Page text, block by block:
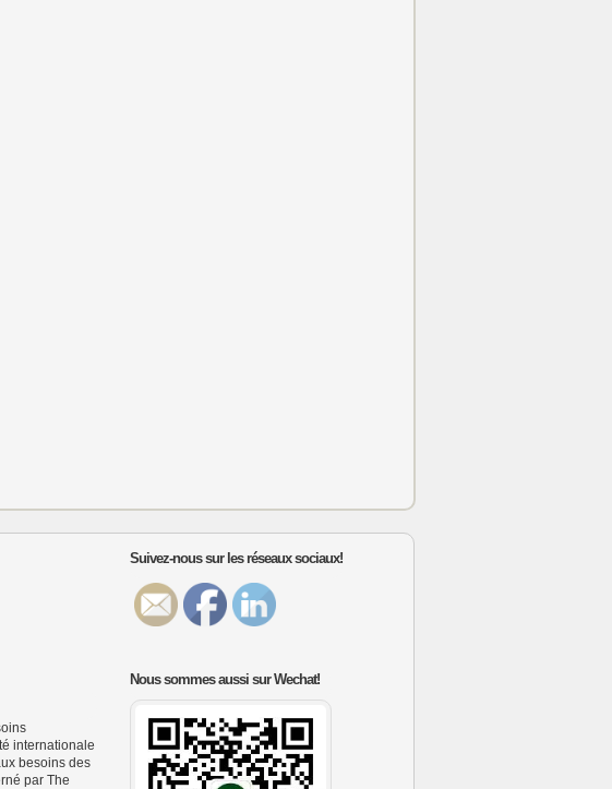
internationale
besoins des
par The
Suivez-nous sur les réseaux sociaux!
Nous sommes aussi sur Wechat!